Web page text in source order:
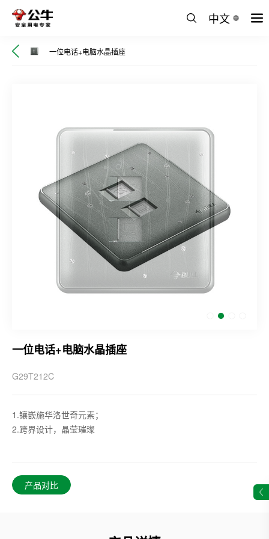
中文
一位电话+电脑水晶插座
一位电话+电脑水晶插座
G29T212C
1.镶嵌施华洛世奇元素；
2.跨界设计，晶莹璀璨
产品对比